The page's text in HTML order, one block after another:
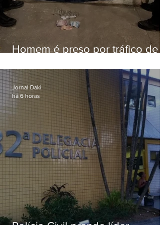
Homem é preso por tráfico de
Jornal Daki
há 6 horas